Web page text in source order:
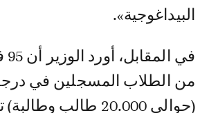
البيداغوجية».
من الطلاب المسجلين في درجة
(حوالي 20.000 طالب